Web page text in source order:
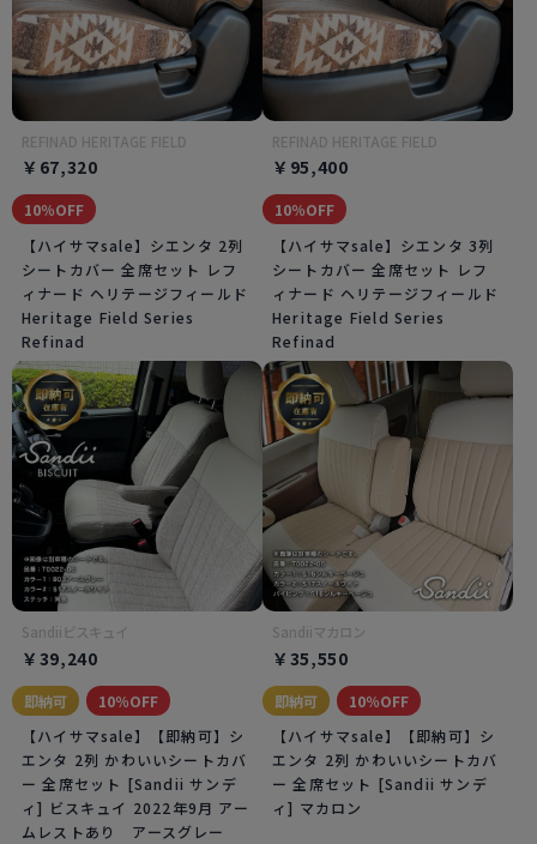
REFINAD HERITAGE FIELD
￥67,320
10％OFF
【ハイサマsale】シエンタ 2列
シートカバー 全席セット レフ
ィナード ヘリテージフィールド
Heritage Field Series
Refinad
REFINAD HERITAGE FIELD
￥95,400
10％OFF
【ハイサマsale】シエンタ 3列
シートカバー 全席セット レフ
ィナード ヘリテージフィールド
Heritage Field Series
Refinad
Sandiiビスキュイ
￥39,240
即納可
10％OFF
【ハイサマsale】【即納可】シ
エンタ 2列 かわいいシートカバ
ー 全席セット [Sandii サンデ
ィ] ビスキュイ 2022年9月 アー
ムレストあり アースグレー
Sandiiマカロン
￥35,550
即納可
10％OFF
【ハイサマsale】【即納可】シ
エンタ 2列 かわいいシートカバ
ー 全席セット [Sandii サンデ
ィ] マカロン